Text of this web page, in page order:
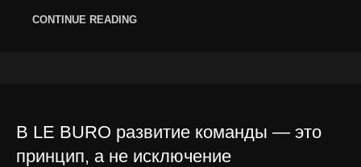
CONTINUE READING
В LE BURO развитие команды — это
принцип, а не исключение